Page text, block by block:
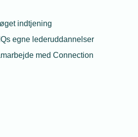
indtjening
egne lederuddannelser
med Connection
bæredygtig forretningsudvikling.